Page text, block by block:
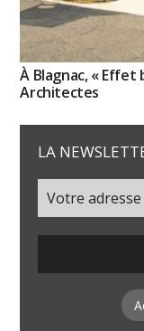
À Blagnac, « Effet
Architectes
LA